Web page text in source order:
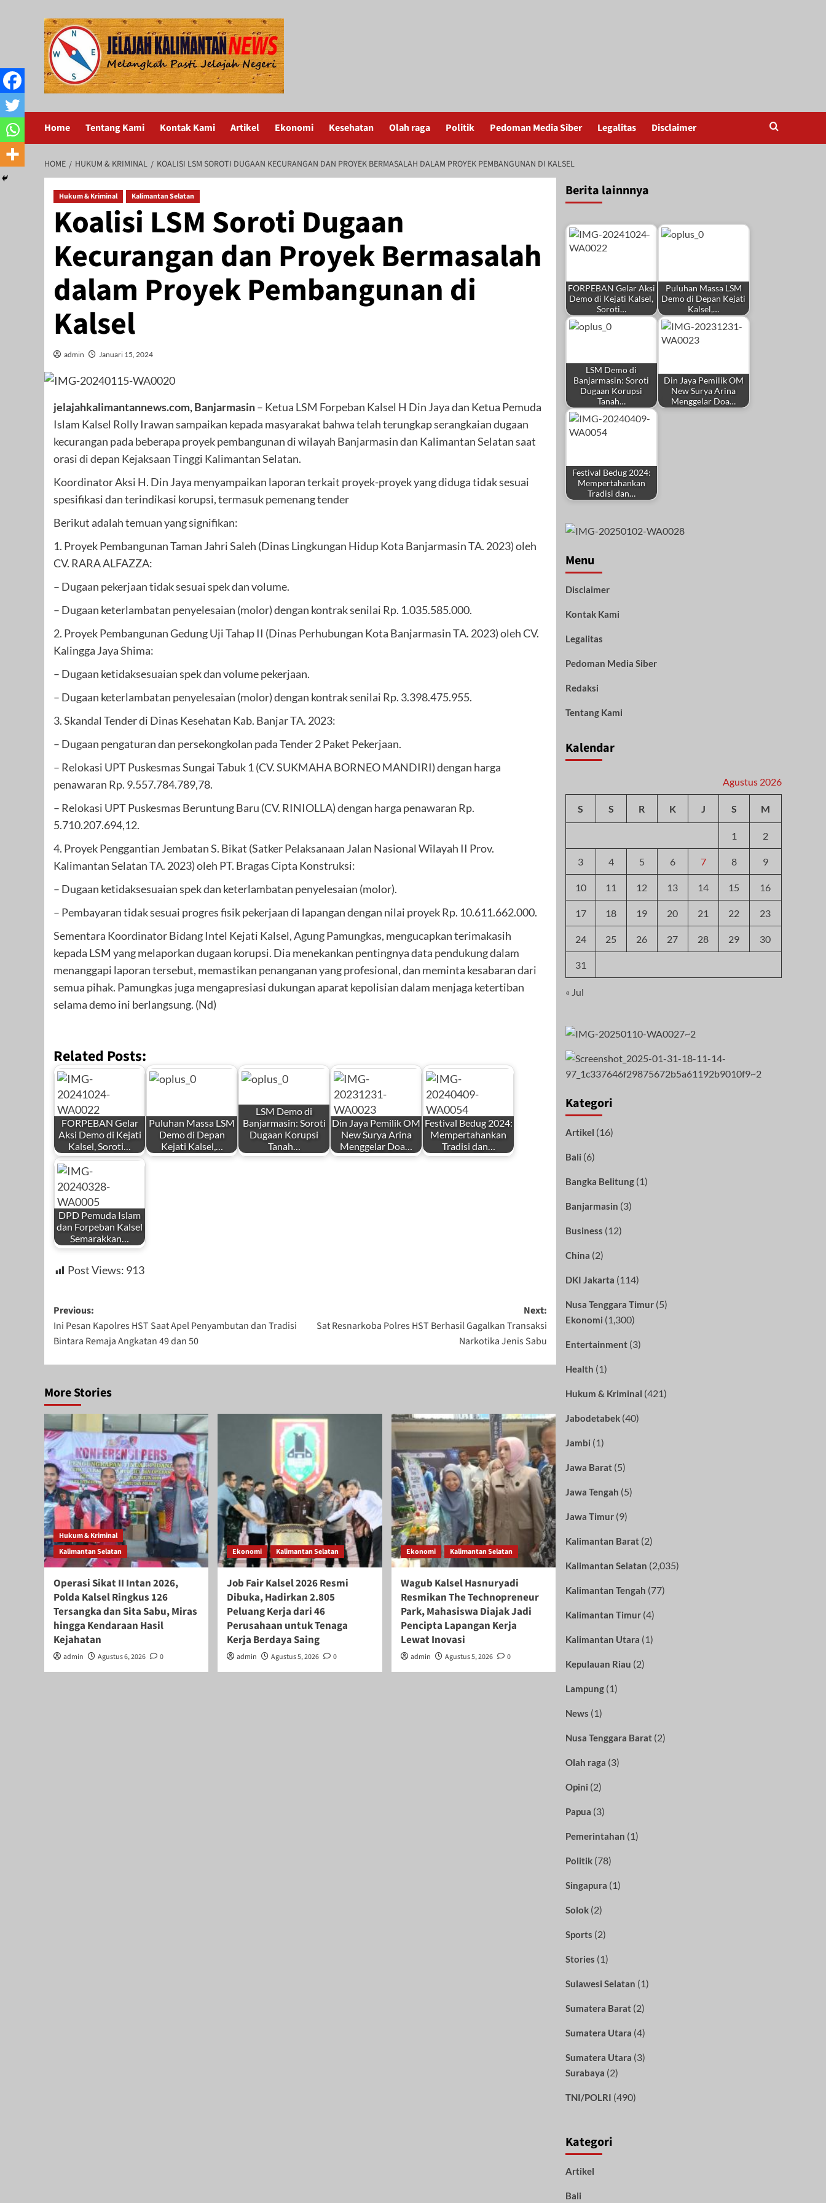
Home Tentang Kami Kontak Kami Artikel Ekonomi Kesehatan Olah raga Politik Pedoman Media Siber Legalitas Disclaimer
HOME HUKUM & KRIMINAL KOALISI LSM SOROTI DUGAAN KECURANGAN DAN PROYEK BERMASALAH DALAM PROYEK PEMBANGUNAN DI KALSEL
Hukum & Kriminal Kalimantan Selatan
Koalisi LSM Soroti Dugaan
Kecurangan dan Proyek Bermasalah
dalam Proyek Pembangunan di
Kalsel
admin Januari 15, 2024
jelajahkalimantannews.com, Banjarmasin– Ketua LSM Forpeban Kalsel H Din Jaya dan Ketua Pemuda
Islam Kalsel Rolly Irawan sampaikan kepada masyarakat bahwa telah terungkap serangkaian dugaan
kecurangan pada beberapa proyek pembangunan di wilayah Banjarmasin dan Kalimantan Selatan saat
orasi di depan Kejaksaan Tinggi Kalimantan Selatan.
Koordinator Aksi H. Din Jaya menyampaikan laporan terkait proyek-proyek yang diduga tidak sesuai
spesifikasi dan terindikasi korupsi, termasuk pemenang tender
Berikut adalah temuan yang signifikan:
1. Proyek Pembangunan Taman Jahri Saleh (Dinas Lingkungan Hidup Kota Banjarmasin TA. 2023) oleh
CV. RARA ALFAZZA:
– Dugaan pekerjaan tidak sesuai spek dan volume.
– Dugaan keterlambatan penyelesaian (molor) dengan kontrak senilai Rp. 1.035.585.000.
2. Proyek Pembangunan Gedung Uji Tahap II (Dinas Perhubungan Kota Banjarmasin TA. 2023) oleh CV.
Kalingga Jaya Shima:
– Dugaan ketidaksesuaian spek dan volume pekerjaan.
– Dugaan keterlambatan penyelesaian (molor) dengan kontrak senilai Rp. 3.398.475.955.
3. Skandal Tender di Dinas Kesehatan Kab. Banjar TA. 2023:
– Dugaan pengaturan dan persekongkolan pada Tender 2 Paket Pekerjaan.
– Relokasi UPT Puskesmas Sungai Tabuk 1 (CV. SUKMAHA BORNEO MANDIRI) dengan harga
penawaran Rp. 9.557.784.789,78.
– Relokasi UPT Puskesmas Beruntung Baru (CV. RINIOLLA) dengan harga penawaran Rp.
5.710.207.694,12.
4. Proyek Penggantian Jembatan S. Bikat (Satker Pelaksanaan Jalan Nasional Wilayah II Prov.
Kalimantan Selatan TA. 2023) oleh PT. Bragas Cipta Konstruksi:
– Dugaan ketidaksesuaian spek dan keterlambatan penyelesaian (molor).
– Pembayaran tidak sesuai progres fisik pekerjaan di lapangan dengan nilai proyek Rp. 10.611.662.000.
Sementara Koordinator Bidang Intel Kejati Kalsel, Agung Pamungkas, mengucapkan terimakasih
kepada LSM yang melaporkan dugaan korupsi. Dia menekankan pentingnya data pendukung dalam
menanggapi laporan tersebut, memastikan penanganan yang profesional, dan meminta kesabaran dari
semua pihak. Pamungkas juga mengapresiasi dukungan aparat kepolisian dalam menjaga ketertiban
selama demo ini berlangsung. (Nd)
Related Posts:
FORPEBAN Gelar
Aksi Demo di Kejati
Kalsel, Soroti…
Puluhan Massa LSM
Demo di Depan
Kejati Kalsel,…
LSM Demo di
Banjarmasin: Soroti
Dugaan Korupsi
Tanah…
Din Jaya Pemilik OM
New Surya Arina
Menggelar Doa…
Festival Bedug 2024:
Mempertahankan
Tradisi dan…
DPD Pemuda Islam
dan Forpeban Kalsel
Semarakkan…
Post Views: 913
Post
navigation
Previous:
Ini Pesan Kapolres HST Saat Apel Penyambutan dan Tradisi
Bintara Remaja Angkatan 49 dan 50
Next:
Sat Resnarkoba Polres HST Berhasil Gagalkan Transaksi
Narkotika Jenis Sabu
More Stories
Hukum & Kriminal
Kalimantan Selatan
Operasi Sikat II Intan 2026,
Polda Kalsel Ringkus 126
Tersangka dan Sita Sabu, Miras
hingga Kendaraan Hasil
Kejahatan
admin Agustus 6, 2026 0
Ekonomi Kalimantan Selatan
Job Fair Kalsel 2026 Resmi
Dibuka, Hadirkan 2.805
Peluang Kerja dari 46
Perusahaan untuk Tenaga
Kerja Berdaya Saing
admin Agustus 5, 2026 0
Ekonomi Kalimantan Selatan
Wagub Kalsel Hasnuryadi
Resmikan The Technopreneur
Park, Mahasiswa Diajak Jadi
Pencipta Lapangan Kerja
Lewat Inovasi
admin Agustus 5, 2026 0
Berita lainnnya
FORPEBAN Gelar Aksi
Demo di Kejati Kalsel,
Soroti…
Puluhan Massa LSM
Demo di Depan Kejati
Kalsel,…
LSM Demo di
Banjarmasin: Soroti
Dugaan Korupsi
Tanah…
Din Jaya Pemilik OM
New Surya Arina
Menggelar Doa…
Festival Bedug 2024:
Mempertahankan
Tradisi dan…
Menu
Disclaimer
Kontak Kami
Legalitas
Pedoman Media Siber
Redaksi
Tentang Kami
Kalendar
Agustus 2026
S S R K J S M
1 2
3 4 5 6 7 8 9
10 11 12 13 14 15 16
17 18 19 20 21 22 23
24 25 26 27 28 29 30
31
« Jul
Kategori
Artikel (16)
Bali (6)
Bangka Belitung(1)
Banjarmasin (3)
Business (12)
China (2)
DKI Jakarta (114)
Nusa Tenggara Timur(5)
Ekonomi (1,300)
Entertainment(3)
Health (1)
Hukum & Kriminal (421)
Jabodetabek(40)
Jambi (1)
Jawa Barat(5)
Jawa Tengah (5)
Jawa Timur(9)
Kalimantan Barat(2)
Kalimantan Selatan (2,035)
Kalimantan Tengah (77)
Kalimantan Timur(4)
Kalimantan Utara (1)
Kepulauan Riau (2)
Lampung(1)
News (1)
Nusa Tenggara Barat(2)
Olah raga (3)
Opini (2)
Papua (3)
Pemerintahan (1)
Politik(78)
Singapura (1)
Solok(2)
Sports (2)
Stories (1)
Sulawesi Selatan (1)
Sumatera Barat(2)
Sumatera Utara (4)
Sumatera Utara (3)
Surabaya (2)
TNI/POLRI (490)
Kategori
Artikel
Bali